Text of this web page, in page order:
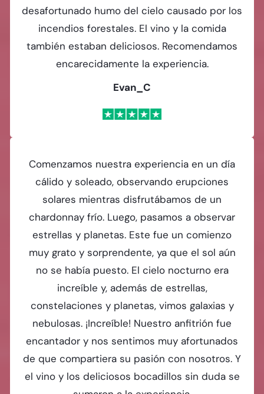
desafortunado humo del cielo causado por los
incendios forestales. El vino y la comida
también estaban deliciosos. Recomendamos
encarecidamente la experiencia.
Evan_C
Comenzamos nuestra experiencia en un día
cálido y soleado, observando erupciones
solares mientras disfrutábamos de un
chardonnay frío. Luego, pasamos a observar
estrellas y planetas. Este fue un comienzo
muy grato y sorprendente, ya que el sol aún
no se había puesto. El cielo nocturno era
increíble y, además de estrellas,
constelaciones y planetas, vimos galaxias y
nebulosas. ¡Increíble! Nuestro anfitrión fue
encantador y nos sentimos muy afortunados
de que compartiera su pasión con nosotros. Y
el vino y los deliciosos bocadillos sin duda se